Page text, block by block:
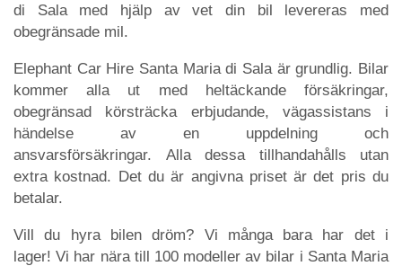
di Sala med hjälp av vet din bil levereras med
obegränsade mil.
Elephant Car Hire Santa Maria di Sala är grundlig. Bilar
kommer alla ut med heltäckande försäkringar,
obegränsad körsträcka erbjudande, vägassistans i
händelse av en uppdelning och
ansvarsförsäkringar. Alla dessa tillhandahålls utan
extra kostnad. Det du är angivna priset är det pris du
betalar.
Vill du hyra bilen dröm? Vi många bara har det i
lager! Vi har nära till 100 modeller av bilar i Santa Maria